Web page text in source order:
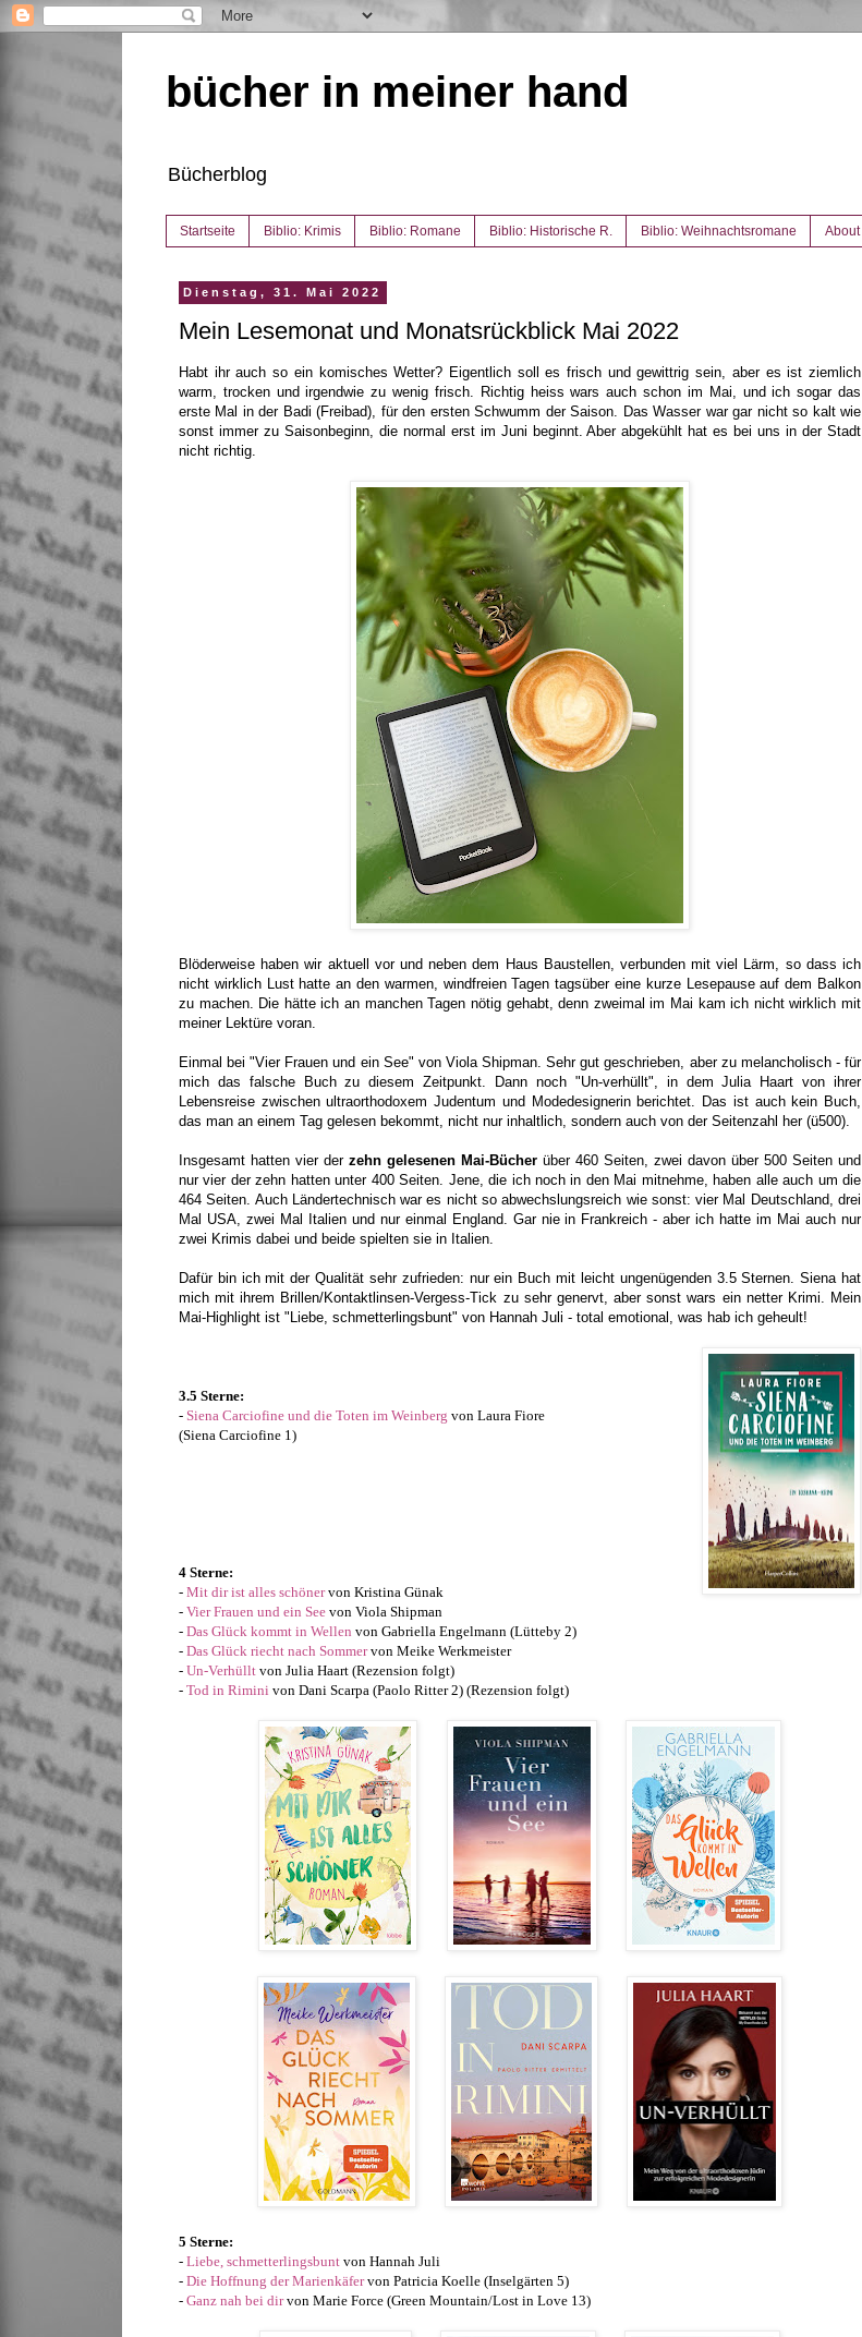
bücher in meiner hand
Bücherblog
Startseite Biblio: Krimis Biblio: Romane Biblio: Historische R. Biblio: Weihnachtsromane About
Dienstag, 31. Mai 2022
Mein Lesemonat und Monatsrückblick Mai 2022
Habt ihr auch so ein komisches Wetter? Eigentlich soll es frisch und gewittrig sein, aber es ist ziemlich
warm, trocken und irgendwie zu wenig frisch. Richtig heiss wars auch schon im Mai, und ich sogar das
erste Mal in der Badi (Freibad), für den ersten Schwumm der Saison. Das Wasser war gar nicht so kalt wie
sonst immer zu Saisonbeginn, die normal erst im Juni beginnt. Aber abgekühlt hat es bei uns in der Stadt
nicht richtig.
Blöderweise haben wir aktuell vor und neben dem Haus Baustellen, verbunden mit viel Lärm, so dass ich
nicht wirklich Lust hatte an den warmen, windfreien Tagen tagsüber eine kurze Lesepause auf dem Balkon
zu machen. Die hätte ich an manchen Tagen nötig gehabt, denn zweimal im Mai kam ich nicht wirklich mit
meiner Lektüre voran.
Einmal bei "Vier Frauen und ein See" von Viola Shipman. Sehr gut geschrieben, aber zu melancholisch - für
mich das falsche Buch zu diesem Zeitpunkt. Dann noch "Un-verhüllt", in dem Julia Haart von ihrer
Lebensreise zwischen ultraorthodoxem Judentum und Modedesignerin berichtet. Das ist auch kein Buch,
das man an einem Tag gelesen bekommt, nicht nur inhaltlich, sondern auch von der Seitenzahl her (ü500).
Insgesamt hatten vier der zehn gelesenen Mai-Bücher über 460 Seiten, zwei davon über 500 Seiten und
nur vier der zehn hatten unter 400 Seiten. Jene, die ich noch in den Mai mitnehme, haben alle auch um die
464 Seiten. Auch Ländertechnisch war es nicht so abwechslungsreich wie sonst: vier Mal Deutschland, drei
Mal USA, zwei Mal Italien und nur einmal England. Gar nie in Frankreich - aber ich hatte im Mai auch nur
zwei Krimis dabei und beide spielten sie in Italien.
Dafür bin ich mit der Qualität sehr zufrieden: nur ein Buch mit leicht ungenügenden 3.5 Sternen. Siena hat
mich mit ihrem Brillen/Kontaktlinsen-Vergess-Tick zu sehr genervt, aber sonst wars ein netter Krimi. Mein
Mai-Highlight ist "Liebe, schmetterlingsbunt" von Hannah Juli - total emotional, was hab ich geheult!
3.5 Sterne:
- Siena Carciofine und die Toten im Weinberg von Laura Fiore
(Siena Carciofine 1)
4 Sterne:
- Mit dir ist alles schönervon Kristina Günak
- Vier Frauen und ein See von Viola Shipman
- Das Glück kommt in Wellen von Gabriella Engelmann (Lütteby 2)
- Das Glück riecht nach Sommervon Meike Werkmeister
- Un-Verhüllt von Julia Haart (Rezension folgt)
- Tod in Rimini von Dani Scarpa (Paolo Ritter 2) (Rezension folgt)
5 Sterne:
- Liebe, schmetterlingsbunt von Hannah Juli
- Die Hoffnung der Marienkäfervon Patricia Koelle (Inselgärten 5)
- Ganz nah bei dirvon Marie Force (Green Mountain/Lost in Love 13)